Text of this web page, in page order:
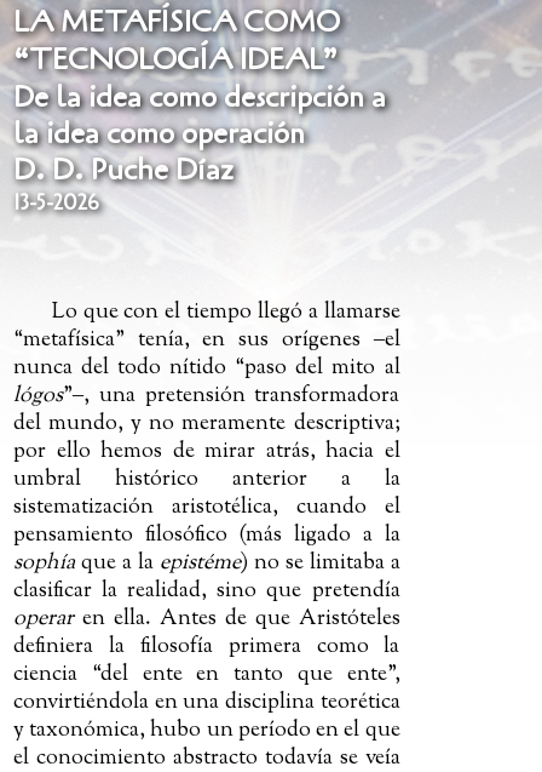
LA METAFÍSICA COMO
“TECNOLOGÍA IDEAL”
De la idea como descripción a
la idea como operación
D. D. Puche Díaz
13-5-2026
Lo que con el tiempo llegó a llamarse
“metafísica” tenía, en sus orígenes‒el
nunca del todo nítido “paso del mito al
lógos”‒, una pretensión transformadora
del mundo, y no meramente descriptiva;
por ello hemos de mirar atrás, hacia el
umbral histórico anterior a la
sistematización aristotélica, cuando el
pensamiento filosófico (más ligado a la
sophíaque a la epistéme) no se limitaba a
clasificar la realidad, sino que pretendía
operaren ella. Antes de que Aristóteles
definiera la filosofía primera como la
ciencia “del ente en tanto que ente”,
convirtiéndola en una disciplina teorética
y taxonómica, hubo un período en el que
el conocimiento abstracto todavía se veía